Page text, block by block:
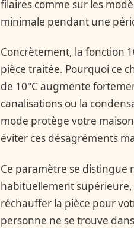
filaires comme sur les
minimale pendant une
Concrètement, la fonction
pièce traitée. Pourquoi ce
de 10°C augmente
canalisations ou la
mode protège votre
éviter ces désagréments
Ce paramètre se distingue
habituellement supérieure,
réchauffer la pièce pour
personne ne se trouve